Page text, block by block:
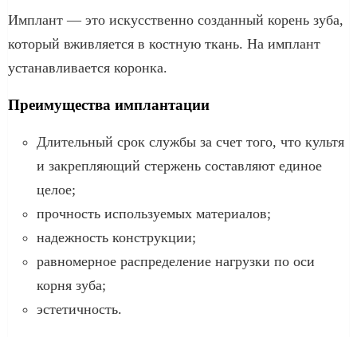
Имплант — это искусственно созданный корень зуба,
который вживляется в костную ткань. На имплант
устанавливается коронка.
Преимущества имплантации
Длительный срок службы за счет того, что культя
и закрепляющий стержень составляют единое
целое;
прочность используемых материалов;
надежность конструкции;
равномерное распределение нагрузки по оси
корня зуба;
эстетичность.